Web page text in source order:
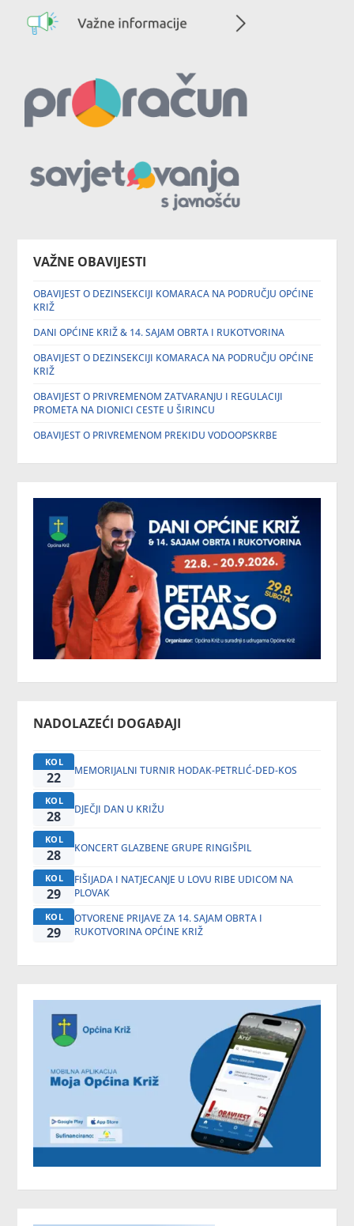
VAŽNE OBAVIJESTI
OBAVIJEST O DEZINSEKCIJI KOMARACA NA PODRUČJU OPĆINE
KRIŽ
DANI OPĆINE KRIŽ & 14. SAJAM OBRTA I RUKOTVORINA
OBAVIJEST O DEZINSEKCIJI KOMARACA NA PODRUČJU OPĆINE
KRIŽ
OBAVIJEST O PRIVREMENOM ZATVARANJU I REGULACIJI
PROMETA NA DIONICI CESTE U ŠIRINCU
OBAVIJEST O PRIVREMENOM PREKIDU VODOOPSKRBE
NADOLAZEĆI DOGAĐAJI
KOL
22 MEMORIJALNI TURNIR HODAK-PETRLIĆ-DED-KOS
KOL
28 DJEČJI DAN U KRIŽU
KOL
28 KONCERT GLAZBENE GRUPE RINGIŠPIL
KOL
29
FIŠIJADA I NATJECANJE U LOVU RIBE UDICOM NA
PLOVAK
KOL
29
OTVORENE PRIJAVE ZA 14. SAJAM OBRTA I
RUKOTVORINA OPĆINE KRIŽ